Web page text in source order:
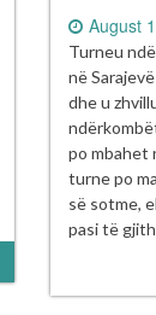
August
Turneu
në
dhe u
po mbahet
turne po
së sotme,
pasi të